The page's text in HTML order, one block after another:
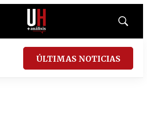
Mostrar
ÚLTIMAS NOTICIAS